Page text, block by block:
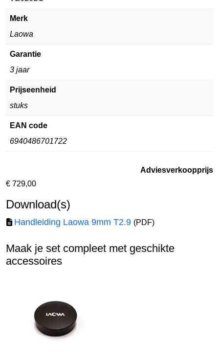
Merk
Laowa
Garantie
3 jaar
Prijseenheid
stuks
EAN code
6940486701722
Adviesverkoopprijs
€ 729,00
Download(s)
Handleiding Laowa 9mm T2.9 (PDF)
Maak je set compleet met geschikte
accessoires